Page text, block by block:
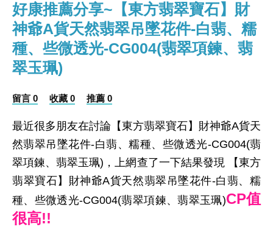
好康推薦分享~【東方翡翠寶石】財
神爺A貨天然翡翠吊墜花件-白翡、糯
種、些微透光-CG004(翡翠項鍊、翡
翠玉珮)
留言 0 收藏 0 推薦 0
最近很多朋友在討論【東方翡翠寶石】財神爺A貨天
然翡翠吊墜花件-白翡、糯種、些微透光-CG004(翡
翠項鍊、翡翠玉珮)，上網查了一下結果發現 【東方
翡翠寶石】財神爺A貨天然翡翠吊墜花件-白翡、糯
種、些微透光-CG004(翡翠項鍊、翡翠玉珮)CP值
很高!!